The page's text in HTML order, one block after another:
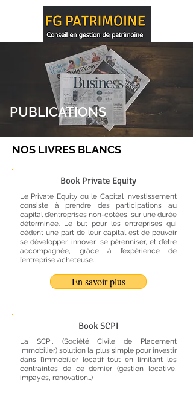
PUBLICATIONS
NOS LIVRES BLANCS
Book Private Equity
Le Private Equity ou le Capital Investissement
consiste à prendre des participations au
capital d’entreprises non-cotées, sur une durée
déterminée. Le but pour les entreprises qui
cèdent une part de leur capital est de pouvoir
se développer, innover, se pérenniser, et d’être
accompagnée, grâce à l’expérience de
l’entreprise acheteuse.
En savoir plus
Book SCPI
La SCPI, (Société Civile de Placement
Immobilier) solution la plus simple pour investir
dans l’immobilier locatif tout en limitant les
contraintes de ce dernier (gestion locative,
impayés, rénovation…)